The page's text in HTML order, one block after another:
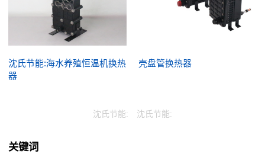
沈氏节能:海水养殖恒温机换热
器
壳盘管换热器
沈氏节能: 沈氏节能:
关键词